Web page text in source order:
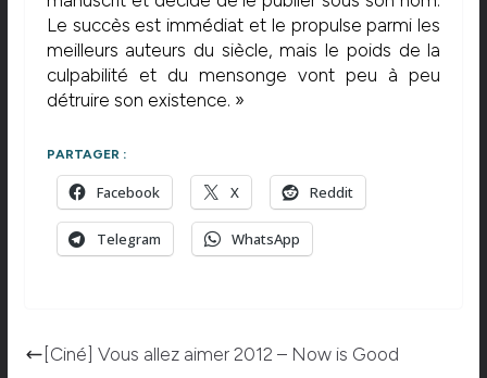
Le succès est immédiat et le propulse parmi les
meilleurs auteurs du siècle, mais le poids de la
culpabilité et du mensonge vont peu à peu
détruire son existence. »
PARTAGER :
Facebook X Reddit
Telegram WhatsApp
[Ciné] Vous allez aimer 2012 – Now is Good